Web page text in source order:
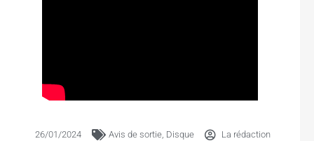
26/01/2024 Avis de sortie, Disque La rédaction